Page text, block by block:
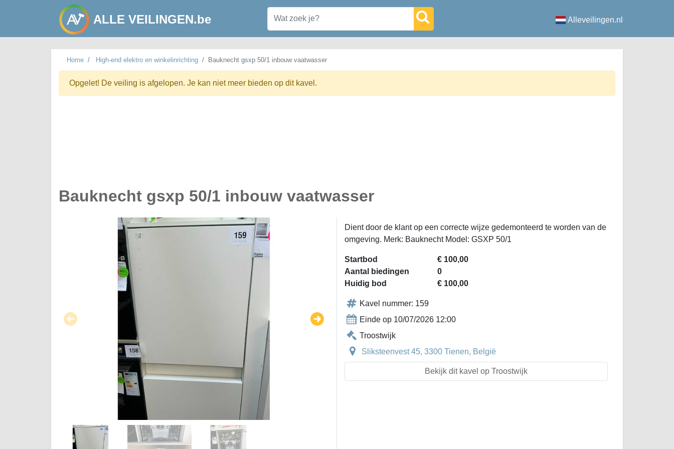
ALLE VEILINGEN.be Alleveilingen.nl
Home High-end elektro en winkelinrichting Bauknecht gsxp 50/1 inbouw vaatwasser
Opgelet! De veiling is afgelopen. Je kan niet meer bieden op dit kavel.
Bauknecht gsxp 50/1 inbouw vaatwasser
Dient door de klant op een correcte wijze gedemonteerd te worden van de
omgeving. Merk: Bauknecht Model: GSXP 50/1
Startbod
€ 100,00
Aantal biedingen
0
Huidig bod
€ 100,00
Kavel nummer: 159
Einde op 10/07/2026 12:00
Troostwijk
Sliksteenvest 45, 3300 Tienen, België
Bekijk dit kavel op Troostwijk